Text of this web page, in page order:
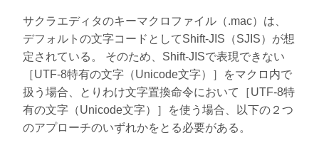
サクラエディタのキーマクロファイル（.mac）は、
デフォルトの文字コードとしてShift-JIS（SJIS）が想
定されている。 そのため、Shift-JISで表現できない
［UTF-8特有の文字（Unicode文字）］をマクロ内で
扱う場合、とりわけ文字置換命令において［UTF-8特
有の文字（Unicode文字）］を使う場合、以下の２つ
のアプローチのいずれかをとる必要がある。